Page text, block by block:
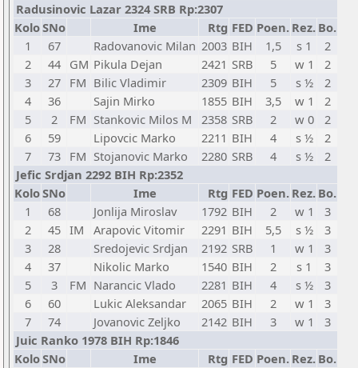
Radusinovic Lazar 2324 SRB Rp:2307
KoloSNo Ime Rtg FED Poen. Rez. Bo.
1
67 Radovanovic Milan 2003 BIH 1,5 s 1
2
2
44 GM Pikula Dejan 2421 SRB 5 w 1
2
3
27 FM Bilic Vladimir 2309 BIH 5 s ½
2
4
36 Sajin Mirko 1855 BIH 3,5 w 1
2
5
2 FM Stankovic Milos M 2358 SRB 2 w 0
2
6
59 Lipovcic Marko 2211 BIH 4 s ½
2
7
73 FM Stojanovic Marko 2280 SRB 4 s ½
2
Jefic Srdjan 2292 BIH Rp:2352
KoloSNo Ime Rtg FED Poen. Rez. Bo.
1
68 Jonlija Miroslav 1792 BIH 2 w 1
3
2
45 IM Arapovic Vitomir 2291 BIH 5,5 s ½
3
3
28 Sredojevic Srdjan 2192 SRB 1 w 1
3
4
37 Nikolic Marko 1540 BIH 2 s 1
3
5
3 FM Narancic Vlado 2281 BIH 4 s ½
3
6
60 Lukic Aleksandar 2065 BIH 2 w 1
3
7
74 Jovanovic Zeljko 2142 BIH 3 w 1
3
Juic Ranko 1978 BIH Rp:1846
KoloSNo Ime Rtg FED Poen. Rez. Bo.